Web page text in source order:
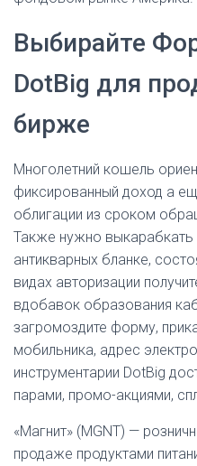
Выбирайте
DotBig для
бирже
Многолетний кошель
фиксированный доход а
облигации из сроком
Также нужно
антикварных бланке,
видах авторизации
вдобавок образования
загромоздите форму,
мобильника, адрес
инструментарии DotBig
парами, промо-акциями,
«Магнит» (MGNT) —
продаже продуктами